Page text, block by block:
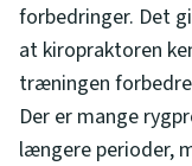
forbedringer. Det
at kiropraktoren
træningen
Der er mange
længere perioder,